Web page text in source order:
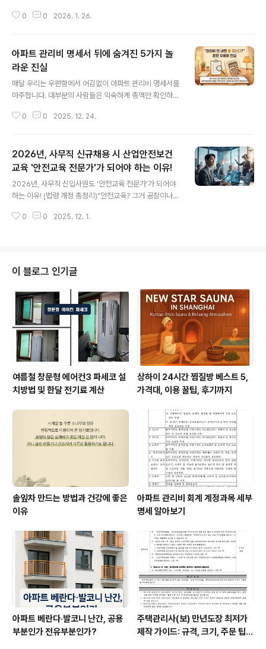
따라 서식 33호 " 업무직인 란에는 중심원에는 주택관리사
자서 뽀글뽀글 소리를 내요"라는 민원을 받으셨나요? 혹은
가 차는 문제가 아니라, 조만간 큰 사고(역류)가 터질 수 있
다는 신호거든요. 왜 이런 일이 생기는지, 어떻게 해결해야
하는지 핵심만 쏙쏙 뽑아 정리해 드릴게요! 왜 1층 변기에
서 소리가 날까요? 1. 지하 횡주관(수평 배관)의 '동맥경화'
가장 흔한 원인입니다. 아파트 상층부에서 내려온 오수는
지하에 누워있는 긴 배관(횡주관)을 타고 외부로 나갑니다.
0 0 2026. 1. 26.
아파트 관리비 명세서 뒤에 숨겨진 5가지 놀
라운 진실
매달 우리는 우편함에서 어김없이 아파트 관리비 명세서를
마주합니다. 대부분의 사람들은 익숙하게 총액만 확인하고
가는 숫자들이라고 생각했던 그 종이 한 장에는, 우리가 발
주민이라면 누구나 알아야 할 5가지 놀라운 진실을 파헤쳐
봅니다.1. 우리 아파트도 돈을 번다? 숨겨진 부수입의 세계
아파트의 주된 수입원은 입주민들이 내는 관리비뿐이라고
생각하기 쉽습니다. 하지만 많은 아파트가 관리비 외에 다
양한 방법으로 부수적인 수입, 즉 '잡수입'을 창출하며 재정
적 자생력을 키워가고 있습니다. 대표적인 예가 바로 통신
0 0 2025. 12. 24.
2026년, 사무직 신규채용 시 산업안전보건
교육 '안전교육 전문가'가 되어야 하는 이유!
2026년, 사무직 신입사원도 '안전교육 전문가'가 되어야
하는 이유! (법령 개정 총정리)"안전교육? 그거 공장이나
해본 적 있으신가요? 그랬다면 이제 그 생각은 잠시 접어두
첫걸음이 됩니다. 단순한 의무 교육이라고만 생각하면 오
산입니다. 5인 이상 사업장이라면 '산업안전보건법'에 따
라 반드시 받아야 하는 법정 교육이며, 이를 지키지 않을 경
우 회사뿐만 아니라 개인에게도 불이익이 따를 수 있습니
다. 이 글에서는 2025년 개정되는 주요 법령을 바탕으로,
사무직 신입사원 여러분이 ..
0 0 2025. 12. 1.
이 블로그 인기글
여름철 창문형 에어컨3 파세코 설
치방법 및 한달 전기료 계산
상하이 24시간 찜질방 베스트 5,
가격대, 이용 꿀팁, 후기까지
솔잎차 만드는 방법과 건강에 좋은
이유
아파트 관리비 회계 계정과목 세부
명세 알아보기
아파트 베란다·발코니 난간, 공용
부분인가 전유부분인가?
주택관리사(보) 만년도장 최저가
제작 가이드: 규격, 크기, 주문 팁